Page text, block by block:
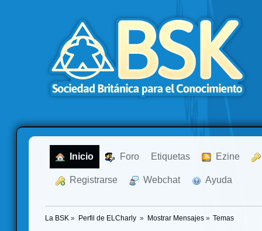
Inicio Foro Etiquetas Ezine
Registrarse Webchat Ayuda
La BSK » Perfil de ELCharly » Mostrar Mensajes» Temas